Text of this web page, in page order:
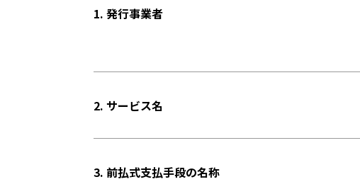
1. 発行事業者
2. サービス名
3. 前払式支払手段の名称